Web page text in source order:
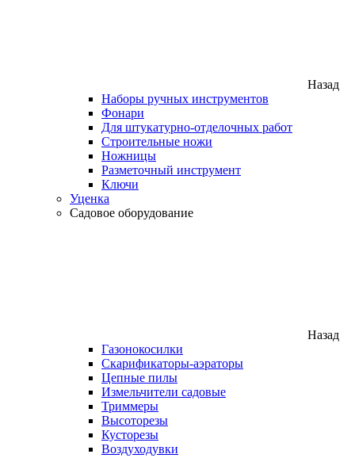
Назад
Наборы ручных инструментов
Фонари
Для штукатурно-отделочных работ
Строительные ножи
Ножницы
Разметочный инструмент
Ключи
Уценка
Садовое оборудование
Назад
Газонокосилки
Скарификаторы-аэраторы
Цепные пилы
Измельчители садовые
Триммеры
Высоторезы
Кусторезы
Воздуходувки